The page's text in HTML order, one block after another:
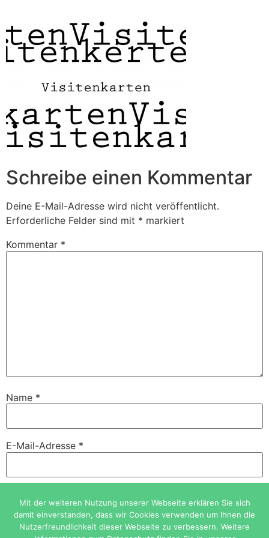
springen
Schreibe einen Kommentar
Deine E-Mail-Adresse wird nicht veröffentlicht.
Erforderliche Felder sind mit * markiert
Kommentar *
Name *
E-Mail-Adresse *
Mit der weiteren Nutzung unserer Webseite erklären Sie sich
damit einverstanden, dass wir Cookies verwenden um Ihnen die
Nutzerfreundlichkeit dieser Webseite zu verbessern. Weitere